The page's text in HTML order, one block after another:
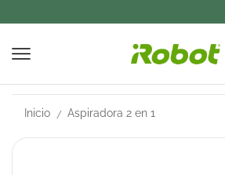
Inicio / Aspiradora 2 en 1